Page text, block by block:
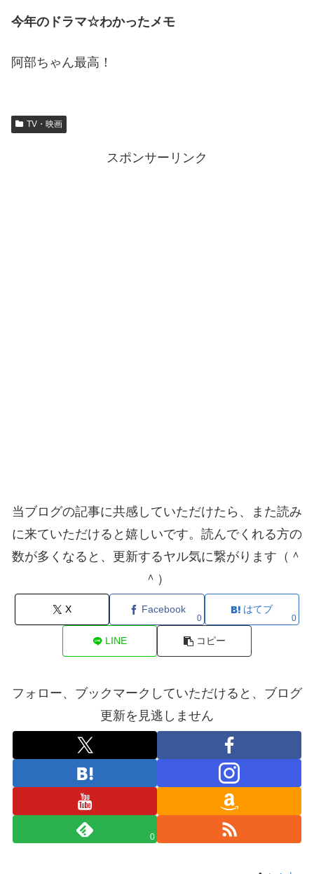
今年のドラマ☆わかったメモ
阿部ちゃん最高！
TV・映画
スポンサーリンク
当ブログの記事に共感していただけたら、また読み
に来ていただけると嬉しいです。読んでくれる方の
数が多くなると、更新するヤル気に繋がります（＾
＾）
X Facebook
0
はてブ
0
LINE コピー
フォロー、ブックマークしていただけると、ブログ
更新を見逃しません
0